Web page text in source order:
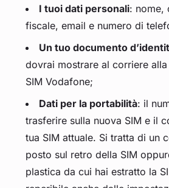
I tuoi dati personali: nome,
fiscale, email e numero di
Un tuo documento
dovrai mostrare al corriere
SIM Vodafone;
Dati per la portabilità: il
trasferire sulla nuova SIM e il
tua SIM attuale. Si tratta di un
posto sul retro della SIM
plastica da cui hai estratto la